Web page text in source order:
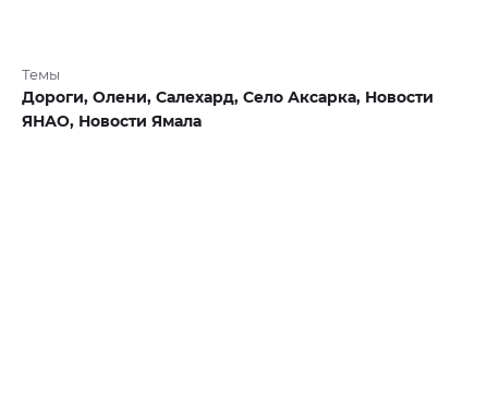
Темы
Дороги, Олени, Салехард, Село Аксарка, Новости
ЯНАО, Новости Ямала